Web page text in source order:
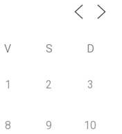
V S D
1 2 3
8 9 10